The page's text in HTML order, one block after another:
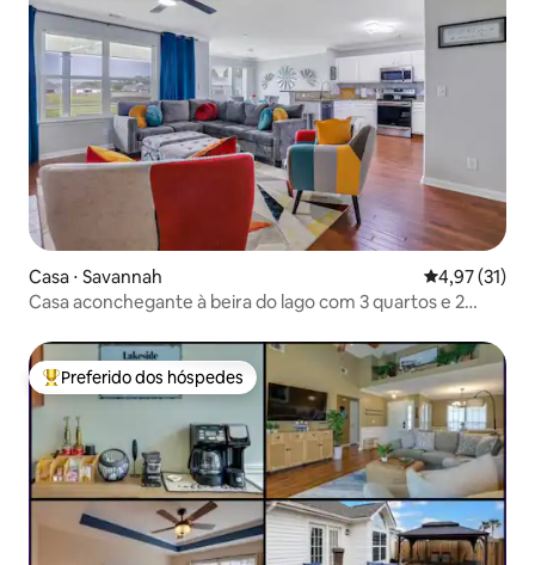
Casa ⋅ Savannah 4,97 de uma
4,97 (31)
Casa aconchegante à beira do lago com 3 quartos e 2
Entre os melhores preferidos dos hóspedes
Preferido dos hóspedes